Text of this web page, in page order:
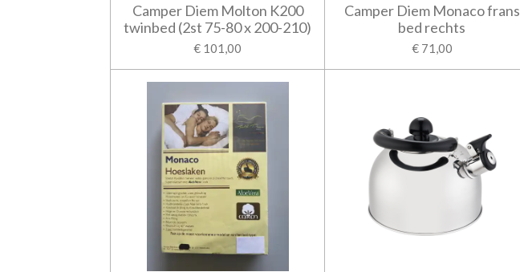
Camper Diem Molton K200
twinbed (2st 75-80 x 200-210)
€ 101,00
Camper Diem Monaco frans
bed rechts
€ 71,00